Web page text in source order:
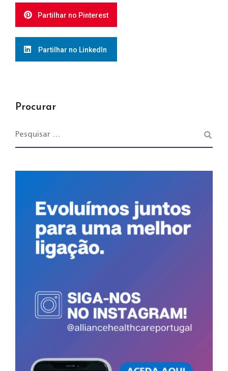
Partilhar no Pinterest
Partilhar no LinkedIn
Procurar